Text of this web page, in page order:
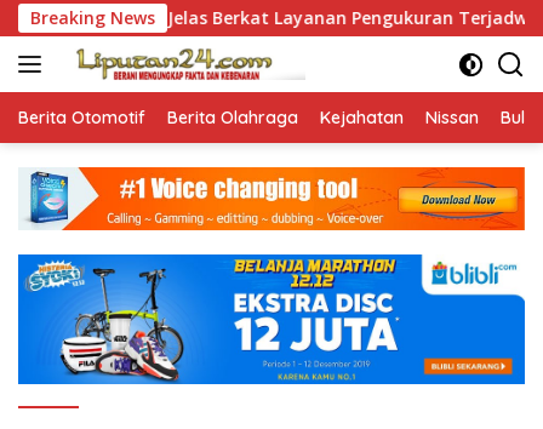
Skip
to
content
Breaking News
Lebih Jelas Berkat Layanan Pengukuran Terjadwal
Berita Otomotif Berita Olahraga Kejahatan Nissan